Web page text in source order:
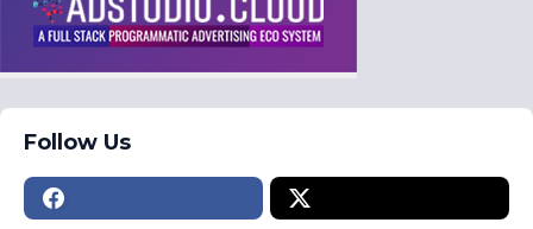
Follow Us